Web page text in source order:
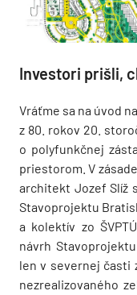
Investori prišli,
Vráťme sa na úvod
z 80. rokov 20.
o polyfunkčnej
priestorom. V
architekt Jozef Slíž
Stavoprojektu
a kolektív zo
návrh
len v severnej časti
nezrealizovaného